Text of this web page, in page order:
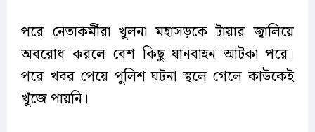
পরে নেতাকর্মীরা খুলনা মহাসড়কে টায়ার জ্বালিয়ে
অবরোধ করলে বেশ কিছু যানবাহন আটকা পরে।
পরে খবর পেয়ে পুলিশ ঘটনা স্থলে গেলে কাউকেই
খুঁজে পায়নি।